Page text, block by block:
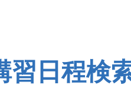
習日程検